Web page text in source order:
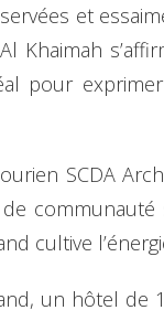
et
Khaimah
pour
SCDA
cultive
un hôtel de